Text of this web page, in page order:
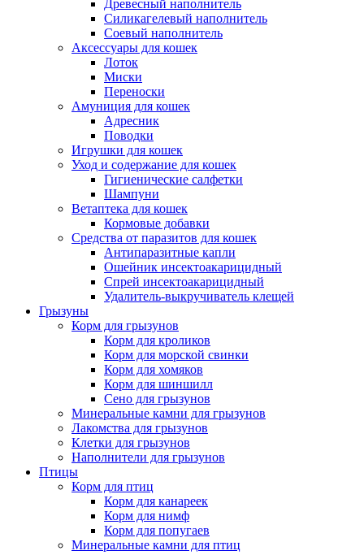
Древесный наполнитель
Силикагелевый наполнитель
Соевый наполнитель
Аксессуары для кошек
Лоток
Миски
Переноски
Амуниция для кошек
Адресник
Поводки
Игрушки для кошек
Уход и содержание для кошек
Гигиенические салфетки
Шампуни
Ветаптека для кошек
Кормовые добавки
Средства от паразитов для кошек
Антипаразитные капли
Ошейник инсектоакарицидный
Спрей инсектоакарицидный
Удалитель-выкручиватель клещей
Грызуны
Корм для грызунов
Корм для кроликов
Корм для морской свинки
Корм для хомяков
Корм для шиншилл
Сено для грызунов
Минеральные камни для грызунов
Лакомства для грызунов
Клетки для грызунов
Наполнители для грызунов
Птицы
Корм для птиц
Корм для канареек
Корм для нимф
Корм для попугаев
Минеральные камни для птиц